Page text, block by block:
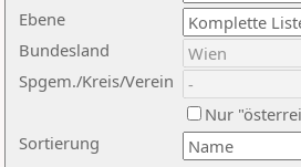
Ebene
Sortierung
Bundesland
Spgem./Kreis/Verein
Nur